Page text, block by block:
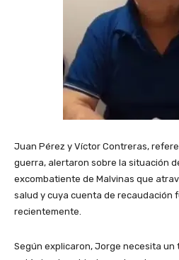
Juan Pérez y Víctor Contreras,
guerra, alertaron sobre la situación
excombatiente de Malvinas que
salud y cuya cuenta de recaudación
recientemente.
Según explicaron, Jorge necesita